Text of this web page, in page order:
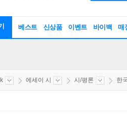
베스트 신상품 이벤트 바이백 매
에세이 시 시/평론 한